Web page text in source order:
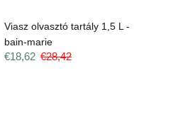
Viasz olvasztó tartály 1,5 L -
bain-marie
€18,62 €28,42